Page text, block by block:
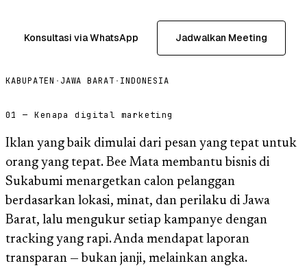
Konsultasi via WhatsApp Jadwalkan Meeting
KABUPATEN · JAWA BARAT · INDONESIA
01 — Kenapa digital marketing
Iklan yang baik dimulai dari pesan yang tepat untuk
orang yang tepat. Bee Mata membantu bisnis di
Sukabumi menargetkan calon pelanggan
berdasarkan lokasi, minat, dan perilaku di Jawa
Barat, lalu mengukur setiap kampanye dengan
tracking yang rapi. Anda mendapat laporan
transparan — bukan janji, melainkan angka.